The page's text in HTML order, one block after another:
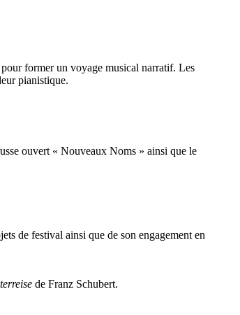
former un voyage musical narratif. Les
pianistique.
ouvert « Nouveaux Noms » ainsi que le
de festival ainsi que de son engagement en
de Franz Schubert.